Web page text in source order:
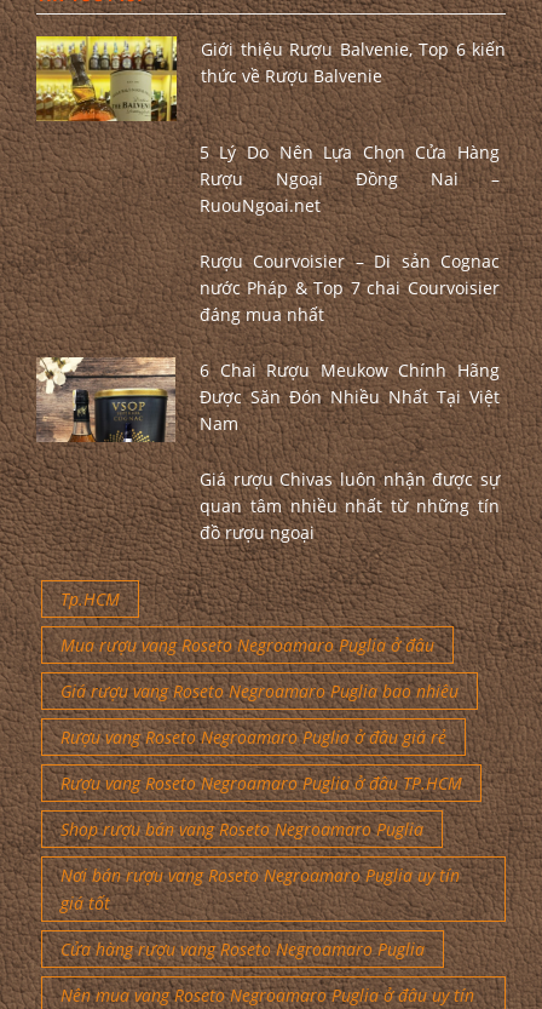
Giới thiệu Rượu Balvenie, Top 6 kiến
thức về Rượu Balvenie
5 Lý Do Nên Lựa Chọn Cửa Hàng
Rượu Ngoại Đồng Nai –
RuouNgoai.net
Rượu Courvoisier – Di sản Cognac
nước Pháp & Top 7 chai Courvoisier
đáng mua nhất
6 Chai Rượu Meukow Chính Hãng
Được Săn Đón Nhiều Nhất Tại Việt
Nam
Giá rượu Chivas luôn nhận được sự
quan tâm nhiều nhất từ những tín
đồ rượu ngoại
Tp.HCM
Mua rượu vang Roseto Negroamaro Puglia ở đâu
Giá rượu vang Roseto Negroamaro Puglia bao nhiêu
Rượu vang Roseto Negroamaro Puglia ở đâu giá rẻ
Rượu vang Roseto Negroamaro Puglia ở đâu TP.HCM
Shop rượu bán vang Roseto Negroamaro Puglia
Nơi bán rượu vang Roseto Negroamaro Puglia uy tín
giá tốt
Cửa hàng rượu vang Roseto Negroamaro Puglia
Nên mua vang Roseto Negroamaro Puglia ở đâu uy tín